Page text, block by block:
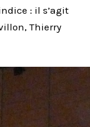
: il s’agit
Thierry